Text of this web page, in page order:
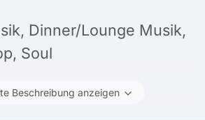
Dinner/Lounge Musik,
Soul
Beschreibung anzeigen